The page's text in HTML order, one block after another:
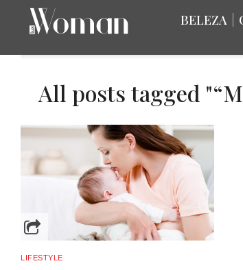
BELEZA
All posts tagged
LIFESTYLE